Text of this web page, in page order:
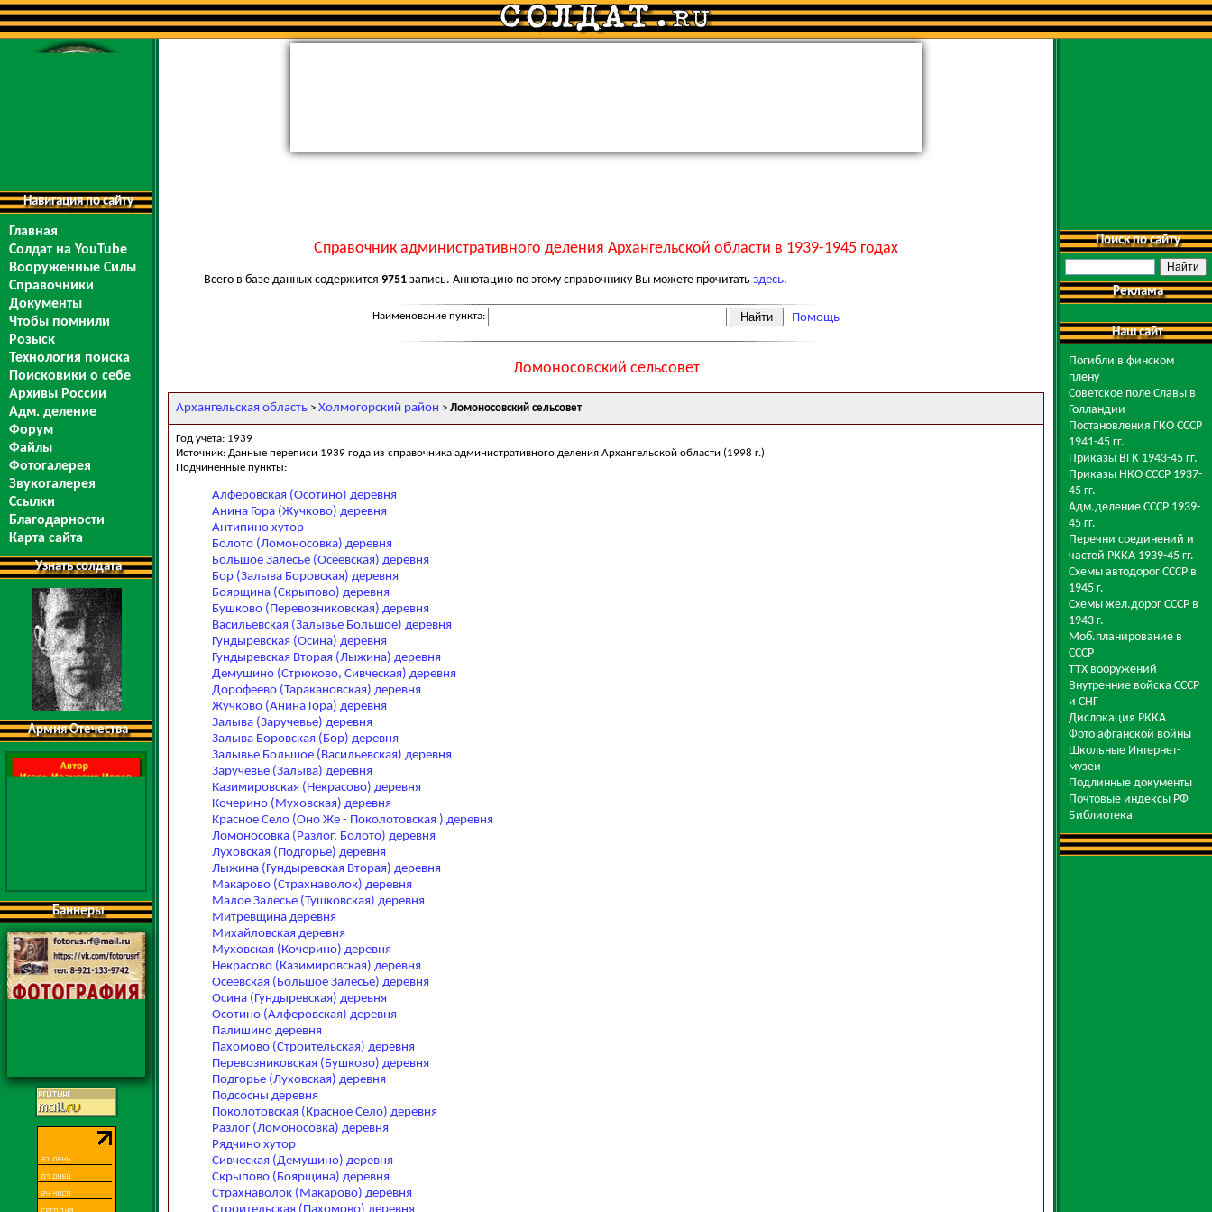
Навигация по сайту
Главная
Солдат на YouTube
Вооруженные Силы
Справочники
Документы
Чтобы помнили
Розыск
Технология поиска
Поисковики о себе
Архивы России
Адм. деление
Форум
Файлы
Фотогалерея
Звукогалерея
Ссылки
Благодарности
Карта сайта
Узнать солдата
Армия Отечества
Баннеры
Справочник административного деления Архангельской области в 1939-1945 годах
Всего в базе данных содержится 9751 запись. Аннотацию по этому справочнику Вы можете прочитать здесь.
Наименование пункта: Помощь
Ломоносовский сельсовет
Архангельская область > Холмогорский район > Ломоносовский сельсовет
Год учета: 1939
Источник: Данные переписи 1939 года из справочника административного деления Архангельской области (1998 г.)
Подчиненные пункты:
Алферовская (Осотино) деревня
Анина Гора (Жучково) деревня
Антипино хутор
Болото (Ломоносовка) деревня
Большое Залесье (Осеевская) деревня
Бор (Залыва Боровская) деревня
Боярщина (Скрыпово) деревня
Бушково (Перевозниковская) деревня
Васильевская (Залывье Большое) деревня
Гундыревская (Осина) деревня
Гундыревская Вторая (Лыжина) деревня
Демушино (Стрюково, Сивческая) деревня
Дорофеево (Таракановская) деревня
Жучково (Анина Гора) деревня
Залыва (Заручевье) деревня
Залыва Боровская (Бор) деревня
Залывье Большое (Васильевская) деревня
Заручевье (Залыва) деревня
Казимировская (Некрасово) деревня
Кочерино (Муховская) деревня
Красное Село (Оно Же - Поколотовская ) деревня
Ломоносовка (Разлог, Болото) деревня
Луховская (Подгорье) деревня
Лыжина (Гундыревская Вторая) деревня
Макарово (Страхнаволок) деревня
Малое Залесье (Тушковская) деревня
Митревщина деревня
Михайловская деревня
Муховская (Кочерино) деревня
Некрасово (Казимировская) деревня
Осеевская (Большое Залесье) деревня
Осина (Гундыревская) деревня
Осотино (Алферовская) деревня
Палишино деревня
Пахомово (Строительская) деревня
Перевозниковская (Бушково) деревня
Подгорье (Луховская) деревня
Подсосны деревня
Поколотовская (Красное Село) деревня
Разлог (Ломоносовка) деревня
Рядчино хутор
Сивческая (Демушино) деревня
Скрыпово (Боярщина) деревня
Страхнаволок (Макарово) деревня
Поиск по сайту
Реклама
Наш сайт
Погибли в финском
плену
Советское поле Славы в
Голландии
Постановления ГКО СССР
1941-45 гг.
Приказы ВГК 1943-45 гг.
Приказы НКО СССР 1937-
45 гг.
Адм.деление СССР 1939-
45 гг.
Перечни соединений и
частей РККА 1939-45 гг.
Схемы автодорог СССР в
1945 г.
Схемы жел.дорог СССР в
1943 г.
Моб.планирование в
СССР
ТТХ вооружений
Внутренние войска СССР
и СНГ
Дислокация РККА
Фото афганской войны
Школьные Интернет-
музеи
Подлинные документы
Почтовые индексы РФ
Библиотека